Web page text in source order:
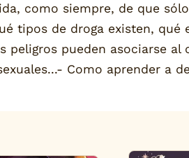
como siempre, de que
tipos de droga existen,
peligros pueden asociarse
Como aprender a